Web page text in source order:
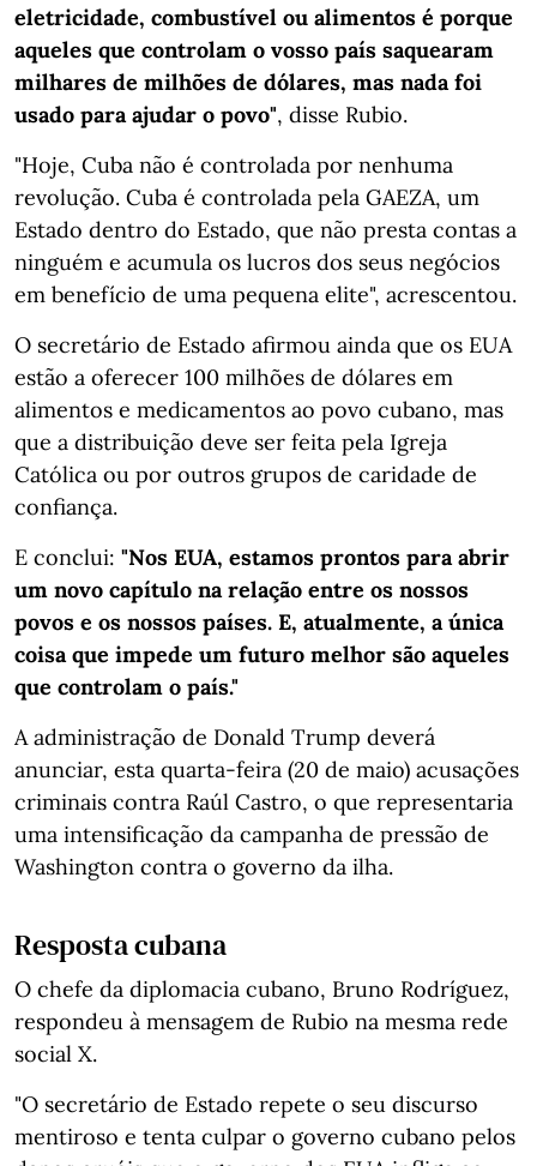
eletricidade, combustível ou alimentos é porque
aqueles que controlam o vosso país saquearam
milhares de milhões de dólares, mas nada foi
usado para ajudar o povo", disse Rubio.
"Hoje, Cuba não é controlada por nenhuma
revolução. Cuba é controlada pela GAEZA, um
Estado dentro do Estado, que não presta contas a
ninguém e acumula os lucros dos seus negócios
em benefício de uma pequena elite", acrescentou.
O secretário de Estado afirmou ainda que os EUA
estão a oferecer 100 milhões de dólares em
alimentos e medicamentos ao povo cubano, mas
que a distribuição deve ser feita pela Igreja
Católica ou por outros grupos de caridade de
confiança.
E conclui: "Nos EUA, estamos prontos para abrir
um novo capítulo na relação entre os nossos
povos e os nossos países. E, atualmente, a única
coisa que impede um futuro melhor são aqueles
que controlam o país."
A administração de Donald Trump deverá
anunciar, esta quarta-feira (20 de maio) acusações
criminais contra Raúl Castro, o que representaria
uma intensificação da campanha de pressão de
Washington contra o governo da ilha.
Resposta cubana
O chefe da diplomacia cubano, Bruno Rodríguez,
respondeu à mensagem de Rubio na mesma rede
social X.
"O secretário de Estado repete o seu discurso
mentiroso e tenta culpar o governo cubano pelos